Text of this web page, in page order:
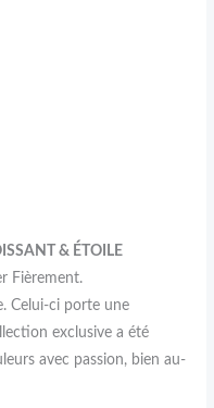
& ÉTOILE
Fièrement.
Celui-ci porte une
exclusive a été
avec passion, bien au-